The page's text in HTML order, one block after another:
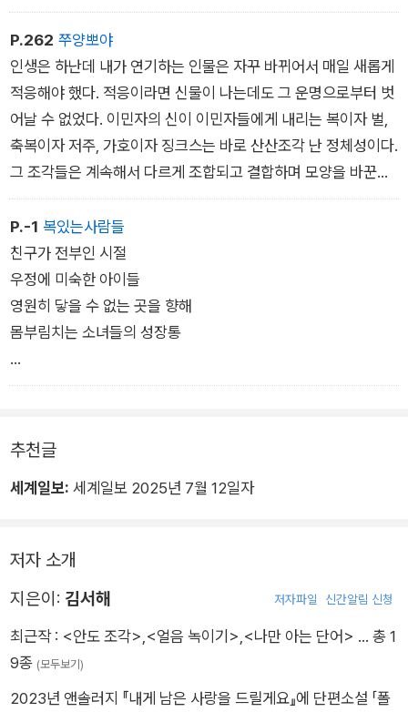
추거나 바꾸느라 자신의 초상을 잃어버리는 일이다.
P.262 쭈양뽀야
인생은 하난데 내가 연기하는 인물은 자꾸 바뀌어서 매일 새롭게
적응해야 했다. 적응이라면 신물이 나는데도 그 운명으로부터 벗
어날 수 없었다. 이민자의 신이 이민자들에게 내리는 복이자 벌,
축복이자 저주, 가호이자 징크스는 바로 산산조각 난 정체성이다.
그 조각들은 계속해서 다르게 조합되고 결합하며 모양을 바꾼다.
이것이 인간들에 대한 나의 강한 비위를 만들어낸 것이다.
P.-1 복있는사람들
친구가 전부인 시절
우정에 미숙한 아이들
영원히 닿을 수 없는 곳을 향해
몸부림치는 소녀들의 성장통
˝그게 뭔데?˝
˝모든 일에는 부스러기가 있대.
어떤 일이 일어나면 그것 때문에 꼭 다른 일들이 일어난대.
손가락으로 매만지며 사람들이 감당할 수 없는 상처를
대체 어떻게 회복하는지, 모두 다른 인생을 사는데
슬픔의 부스러기는 어떤 형태로 남는지를 궁금해했다.
추천글
세계일보: 세계일보 2025년 7월 12일자
저자 소개
지은이: 김서해 저자파일 신간알림 신청
최근작 : <안도 조각> <얼음 녹이기> <나만 아는 단어> … 총 1
9종 (모두보기)
2023년 앤솔러지 『내게 남은 사랑을 드릴게요』에 단편소설 「폴